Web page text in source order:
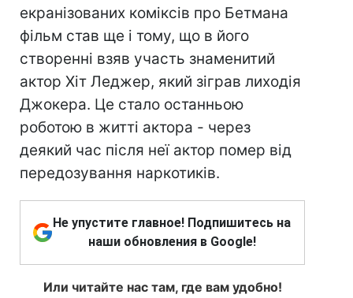
екранізованих коміксів про Бетмана
фільм став ще і тому, що в його
створенні взяв участь знаменитий
актор Хіт Леджер, який зіграв лиходія
Джокера. Це стало останньою
роботою в житті актора - через
деякий час після неї актор помер від
передозування наркотиків.
Не упустите главное! Подпишитесь на
наши обновления в Google!
Или читайте нас там, где вам удобно!